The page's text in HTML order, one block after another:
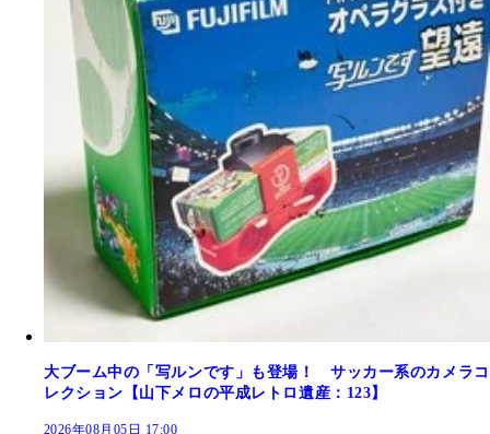
大ブーム中の「写ルンです」も登場！ サッカー系のカメラコ
レクション【山下メロの平成レトロ遺産：123】
2026年08月05日 17:00